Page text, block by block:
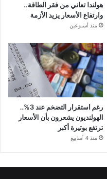
هولندا تعاني من فقر الطاقة..
وارتفاع الأسعار يزيد الأزمة
منذ أسبوعين
رغم استقرار التضخم عند 3%..
الهولنديون يشعرون بأن الأسعار
ترتفع بوتيرة أكبر
منذ 4 أسابيع